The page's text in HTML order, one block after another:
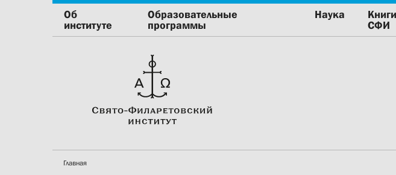
Об
институте
Образовательные
программы
Наука
Книги
СФИ
Главная